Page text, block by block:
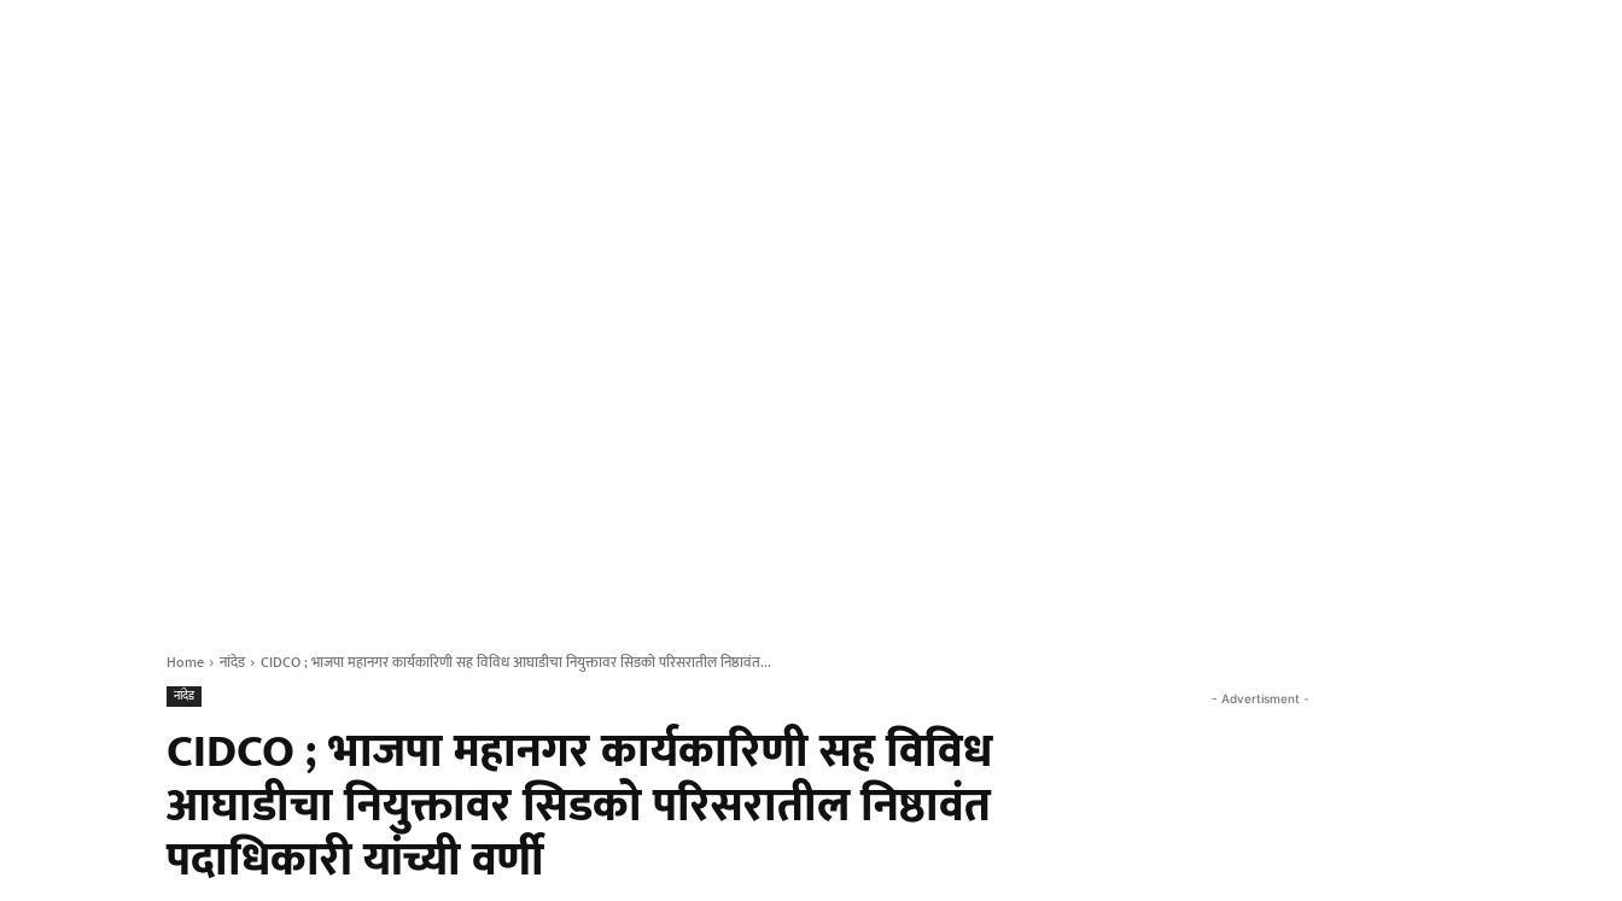
Home नांदेड CIDCO ; भाजपा महानगर कार्यकारिणी सह विविध आघाडीचा नियुक्तावर सिडको परिसरातील निष्ठावंत...
नांदेड
CIDCO ; भाजपा महानगर कार्यकारिणी सह विविध
आघाडीचा नियुक्तावर सिडको परिसरातील निष्ठावंत
पदाधिकारी यांच्यी वर्णी
- Advertisment -